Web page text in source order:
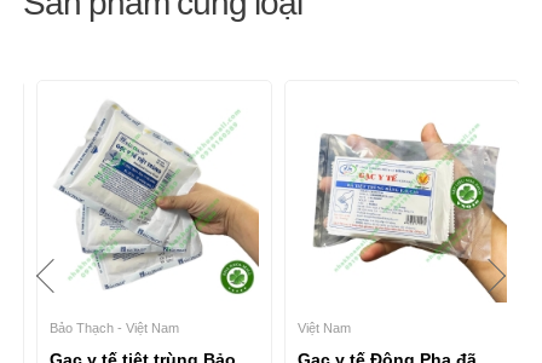
Bảo Thạch - Việt Nam
Gạc y tế tiệt trùng Bảo
Việt Nam
Gạc y tế Đông Pha đã